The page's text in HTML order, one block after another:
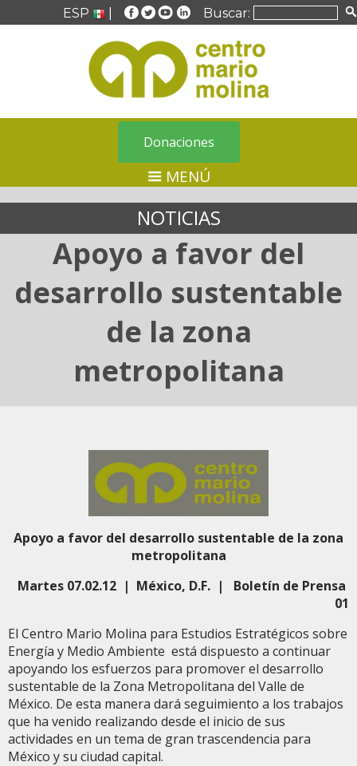
ESP Buscar:
Donaciones
MENÚ
NOTICIAS
Apoyo a favor del
desarrollo sustentable
de la zona
metropolitana
Apoyo a favor del desarrollo sustentable de la zona
metropolitana
Martes 07.02.12 | México, D.F. | Boletín de Prensa
01
El Centro Mario Molina para Estudios Estratégicos sobre
Energía y Medio Ambiente está dispuesto a continuar
apoyando los esfuerzos para promover el desarrollo
sustentable de la Zona Metropolitana del Valle de
México. De esta manera dará seguimiento a los trabajos
que ha venido realizando desde el inicio de sus
actividades en un tema de gran trascendencia para
México y su ciudad capital.